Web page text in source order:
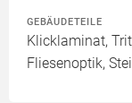
GEBÄUDETEILE
Klicklaminat,
Fliesenoptik,